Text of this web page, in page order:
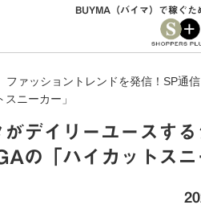
BUYMA（バイマ）で稼ぐた
ファッショントレンドを発信！SP通信
ニーカー」
デイリーユースする
の「ハイカットスニ